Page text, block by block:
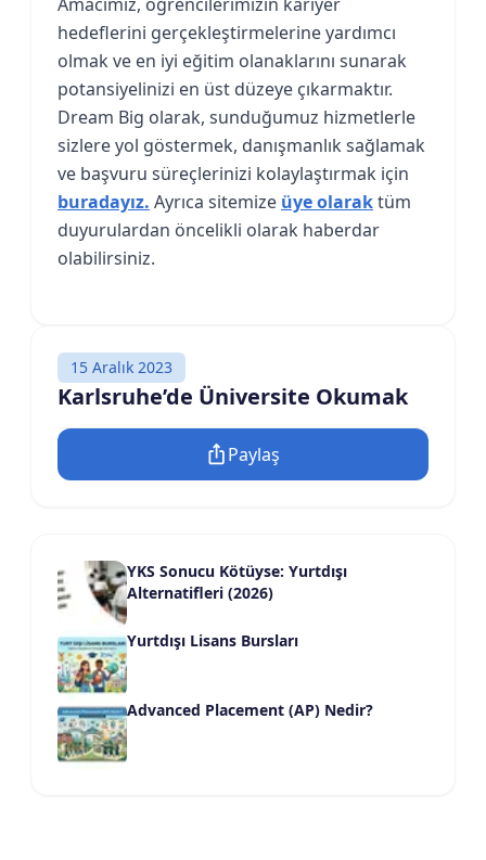
hedeflerini gerçekleştirmelerine yardımcı
olmak ve en iyi eğitim olanaklarını sunarak
potansiyelinizi en üst düzeye çıkarmaktır.
Dream Big olarak, sunduğumuz hizmetlerle
sizlere yol göstermek, danışmanlık sağlamak
ve başvuru süreçlerinizi kolaylaştırmak için
buradayız. Ayrıca sitemize üye olaraktüm
duyurulardan öncelikli olarak haberdar
olabilirsiniz.
15 Aralık 2023
Karlsruhe’de Üniversite Okumak
Paylaş
YKS Sonucu Kötüyse: Yurtdışı
Alternatifleri (2026)
Yurtdışı Lisans Bursları
Advanced Placement (AP) Nedir?